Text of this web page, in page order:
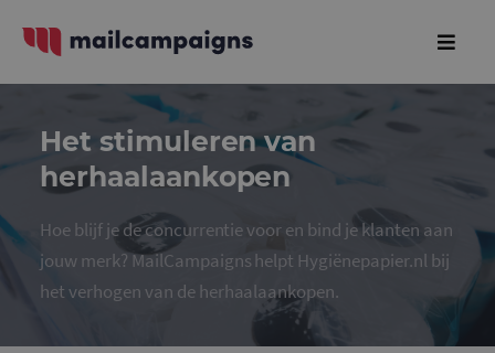
Het stimuleren van
herhaalaankopen
Hoe blijf je de concurrentie voor en bind je klanten aan
jouw merk? MailCampaigns helpt Hygiënepapier.nl bij
het verhogen van de herhaalaankopen.